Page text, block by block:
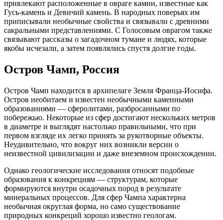
привлекают расположенные в овраге камни, известные как
Гусь-камень и Девичий камень. В народных поверьях им
приписывали необычные свойства и связывали с древними
сакральными представлениями. С Голосовым оврагом также
связывают рассказы о загадочном тумане и людях, которые
якобы исчезали, а затем появлялись спустя долгие годы.
Остров Чамп, Россия
Остров Чамп находится в архипелаге Земля Франца-Иосифа.
Остров необитаем и известен необычными каменными
образованиями — сферолитами, разбросанными по
побережью. Некоторые из сфер достигают нескольких метров
в диаметре и выглядят настолько правильными, что при
первом взгляде их легко принять за рукотворные объекты.
Неудивительно, что вокруг них возникли версии о
неизвестной цивилизации и даже внеземном происхождении.
Однако геологические исследования относят подобные
образования к конкрециям — структурам, которые
формируются внутри осадочных пород в результате
минеральных процессов. Для сфер Чампа характерна
необычная округлая форма, но само существование
природных конкреций хорошо известно геологам.